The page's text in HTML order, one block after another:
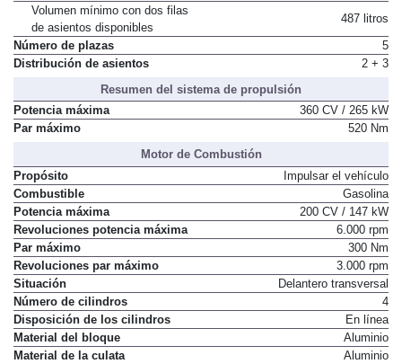
Volumen mínimo con dos filas
de asientos disponibles
487 litros
Número de plazas
5
Distribución de asientos
2 + 3
Resumen del sistema de propulsión
Potencia máxima
360 CV / 265 kW
Par máximo
520 Nm
Motor de Combustión
Propósito
Impulsar el vehículo
Combustible
Gasolina
Potencia máxima
200 CV / 147 kW
Revoluciones potencia máxima
6.000 rpm
Par máximo
300 Nm
Revoluciones par máximo
3.000 rpm
Situación
Delantero transversal
Número de cilindros
4
Disposición de los cilindros
En línea
Material del bloque
Aluminio
Material de la culata
Aluminio